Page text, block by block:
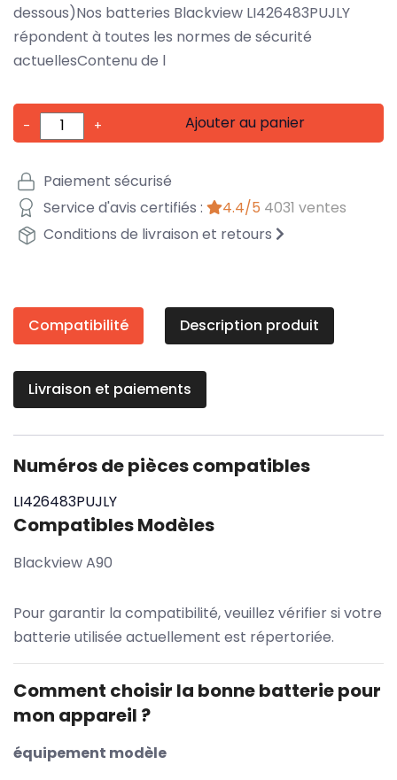
dessous)Nos batteries Blackview LI426483PUJLY
répondent à toutes les normes de sécurité
actuellesContenu de l
- + Ajouter au panier
Paiement sécurisé
Service d'avis certifiés :
4.4/5 4031 ventes
Conditions de livraison et retours
Compatibilité Description produit
Livraison et paiements
Numéros de pièces compatibles
LI426483PUJLY
Compatibles Modèles
Blackview A90
Pour garantir la compatibilité, veuillez vérifier si votre
batterie utilisée actuellement est répertoriée.
Comment choisir la bonne batterie pour
mon appareil ?
équipement modèle